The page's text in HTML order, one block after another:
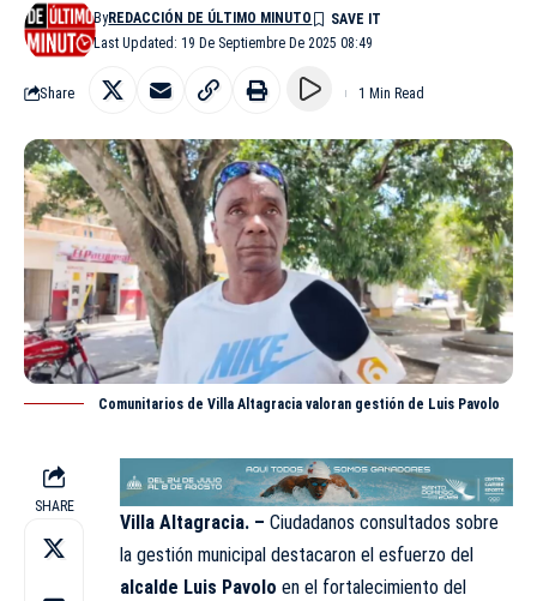
Last Updated: 19 De Septiembre De 2025 08:49
ByREDACCIÓN DE ÚLTIMO MINUTO
Share 1 Min Read
Comunitarios de Villa Altagracia valoran gestión de Luis Pavolo
SHARE
Villa Altagracia. – Ciudadanos consultados sobre
la gestión municipal destacaron el esfuerzo del
alcalde Luis Pavolo en el fortalecimiento del